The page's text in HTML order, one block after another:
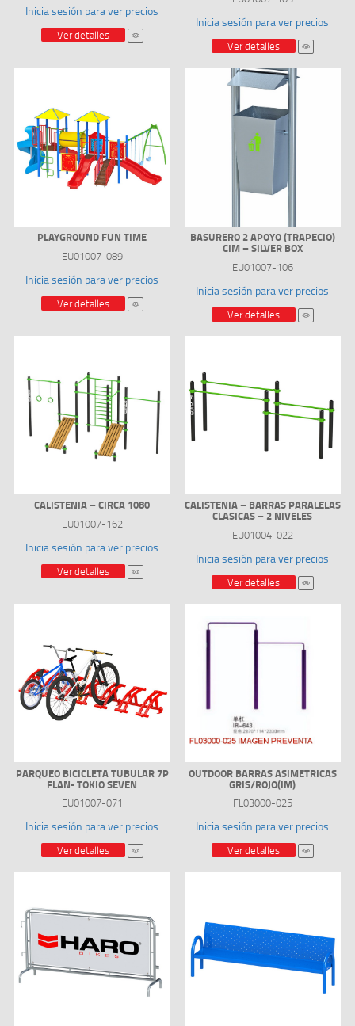
Inicia sesión para ver precios
Ver detalles
Inicia sesión para ver precios
Ver detalles
PLAYGROUND FUN TIME
EU01007-089
Inicia sesión para ver precios
Ver detalles
BASURERO 2 APOYO (TRAPECIO)
CIM – SILVER BOX
EU01007-106
Inicia sesión para ver precios
Ver detalles
CALISTENIA – CIRCA 1080
EU01007-162
Inicia sesión para ver precios
Ver detalles
CALISTENIA – BARRAS PARALELAS
CLASICAS – 2 NIVELES
EU01004-022
Inicia sesión para ver precios
Ver detalles
PARQUEO BICICLETA TUBULAR 7P
FLAN- TOKIO SEVEN
EU01007-071
Inicia sesión para ver precios
Ver detalles
OUTDOOR BARRAS ASIMETRICAS
GRIS/ROJO(IM)
FL03000-025
Inicia sesión para ver precios
Ver detalles